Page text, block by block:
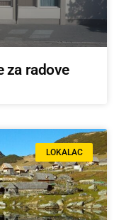
za radove
LOKALAC